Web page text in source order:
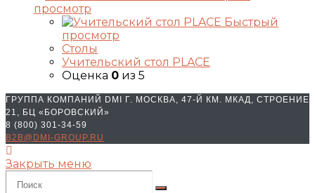
просмотр
Быстрый
просмотр
Столы
Учительский стол PLACE
Оценка 0 из 5
ГРУППА КОМПАНИЙ DMI Г. МОСКВА, 47-Й КМ. МКАД, СТРОЕНИЕ
21, БЦ «БОРОВСКИЙ»
8 (800) 301-34-59
B2B@DMI-GROUP.RU
Закрыть меню